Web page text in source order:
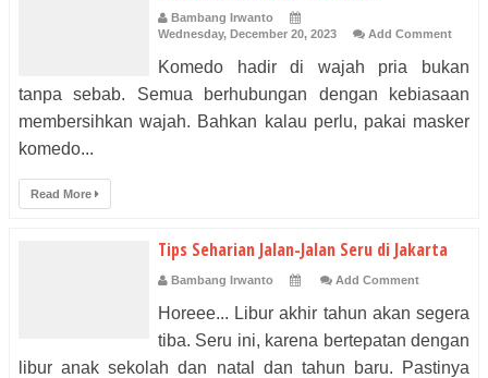
Bambang Irwanto
Wednesday, December 20, 2023
Add Comment
Komedo hadir di wajah pria bukan
tanpa sebab. Semua berhubungan dengan kebiasaan
membersihkan wajah. Bahkan kalau perlu, pakai masker
komedo...
Read More
Tips Seharian Jalan-Jalan Seru di Jakarta
Bambang Irwanto Add Comment
Horeee... Libur akhir tahun akan segera
tiba. Seru ini, karena bertepatan dengan
libur anak sekolah dan natal dan tahun baru. Pastinya